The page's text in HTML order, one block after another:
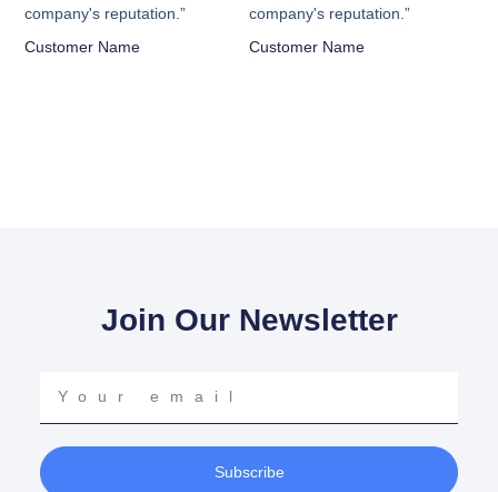
company's reputation.”
Customer Name
company's reputation.”
Customer Name
Join Our Newsletter
email
Subscribe